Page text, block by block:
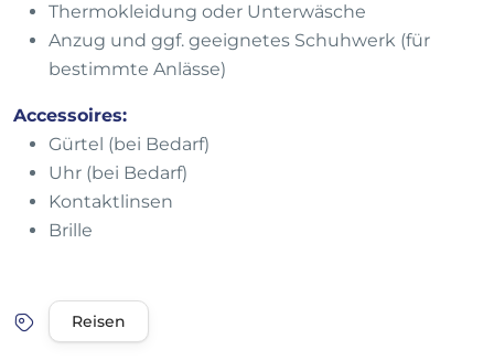
Thermokleidung oder Unterwäsche
Anzug und ggf. geeignetes Schuhwerk (für
bestimmte Anlässe)
Accessoires:
Gürtel (bei Bedarf)
Uhr (bei Bedarf)
Kontaktlinsen
Brille
Reisen